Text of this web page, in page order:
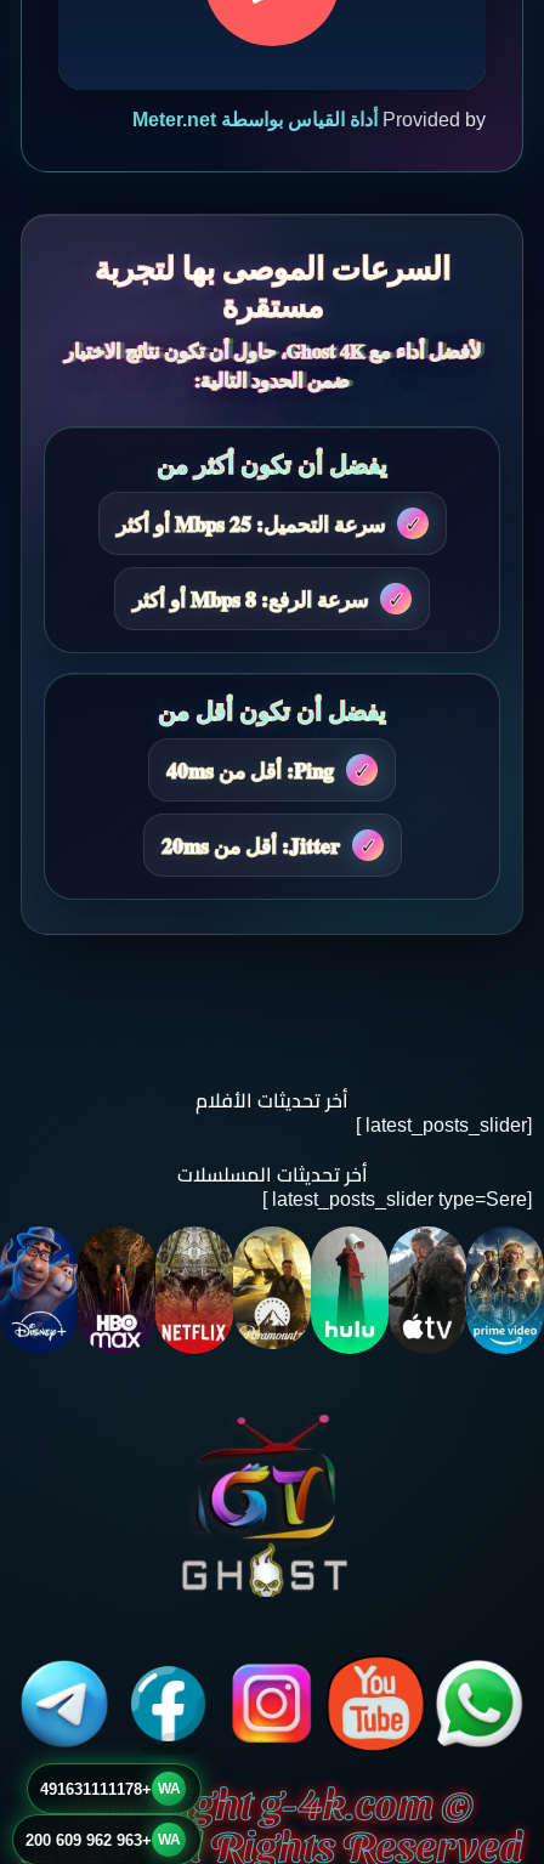
Provided by أداة القياس بواسطة Meter.net
السرعات الموصى بها لتجربة
مستقرة
لأفضل أداء مع Ghost 4K، حاول أن تكون نتائج الاختبار
ضمن الحدود التالية:
يفضل أن تكون أكثر من
سرعة التحميل: 25 Mbps أو أكثر
سرعة الرفع: 8 Mbps أو أكثر
يفضل أن تكون أقل من
Ping: أقل من 40ms
Jitter: أقل من 20ms
أخر تحديثات الأفلام
[latest_posts_slider ]
أخر تحديثات المسلسلات
[latest_posts_slider type=Sere ]
© Copyright
g-4k.com
2024. All Rights Reserved.
WA
+491631111178
WA
+963 962 609 200